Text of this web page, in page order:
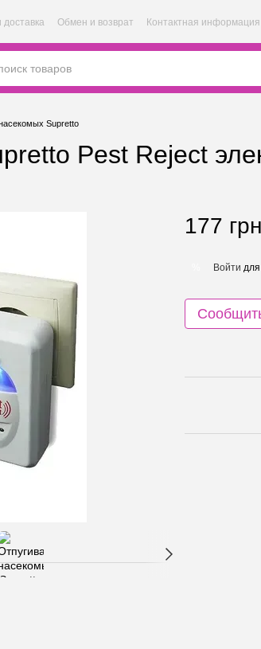
Обмен и возврат Контактная информация
Supretto
Pest Reject
177 грн
Войти